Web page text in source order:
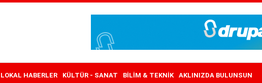
LOKAL HABERLER KÜLTÜR - SANAT BILIM & TEKNIK AKLINIZDA BULUNSUN